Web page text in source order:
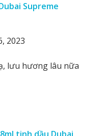
Supreme
2023
lưu hương lâu nữa